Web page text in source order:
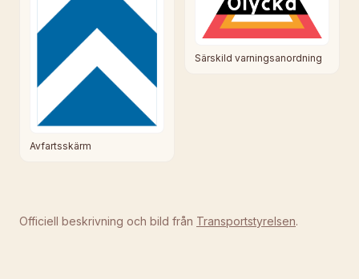
Avfartsskärm
Särskild varningsanordning
Officiell beskrivning och bild från Transportstyrelsen.